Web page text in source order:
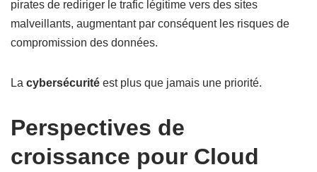
pirates de rediriger le trafic légitime vers des sites
malveillants, augmentant par conséquent les risques de
compromission des données.
La cybersécurité est plus que jamais une priorité.
Perspectives de
croissance pour Cloud